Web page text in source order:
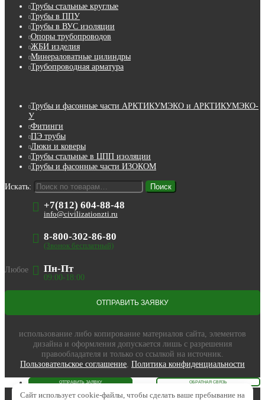
Трубы стальные круглые
Трубы в ППУ
Трубы в ВУС изоляции
Опоры трубопроводов
ЖБИ изделия
Минераловатные цилиндры
Трубопроводная арматура
Трубы и фасонные части АРКТИКУМЭКО и АРКТИКУМЭКО-
У
Фитинги
ПЭ трубы
Люки и коверы
Трубы стальные в ЦПП изоляции
Трубы и фасонные части ИЗОКОМ
Искать: Поиск
+7(812) 604-88-48
info@civilizationzti.ru
8-800-302-86-80
(Звонок бесплатный)
Пн-Пт
09:00-18:00
Любое
использование либо копирование материалов сайта, элементов
дизайна и оформления допускается лишь с разрешения
правообладателя и только со ссылкой на источник.
Пользовательское соглашение Политика конфиденциальности
Сайт использует cookie-файлы, чтобы сделать ваше пребывание на